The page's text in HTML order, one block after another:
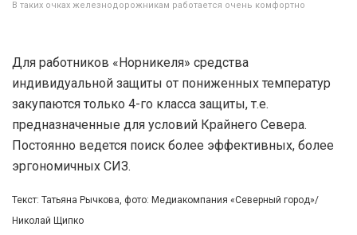
В таких очках железнодорожникам работается очень комфортно
Для работников «Норникеля» средства
индивидуальной защиты от пониженных температур
закупаются только 4-го класса защиты, т.е.
предназначенные для условий Крайнего Севера.
Постоянно ведется поиск более эффективных, более
эргономичных СИЗ.
Текст: Татьяна Рычкова, фото: Медиакомпания «Северный город»/
Николай Щипко